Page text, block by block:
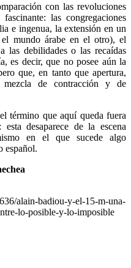
con las revoluciones
las congregaciones
e ingenua, la extensión en un
mundo árabe en el otro), el
las debilidades o las recaídas
es decir, que no posee aún la
que, en tanto que apertura,
mezcla de contracción y de
término que aquí queda fuera
: esta desaparece de la escena
en el que sucede algo
español.
alain-badiou-y-el-15-m-una-
lo-posible-y-lo-imposible